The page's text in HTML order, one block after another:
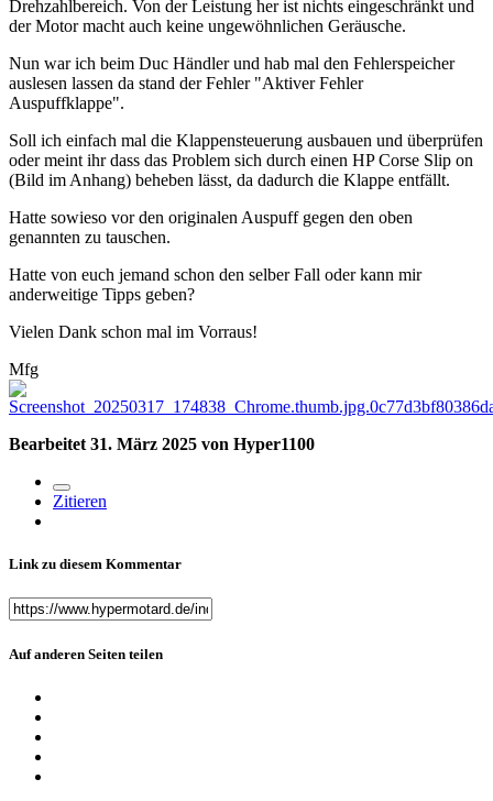
Drehzahlbereich. Von der Leistung her ist nichts eingeschränkt und
der Motor macht auch keine ungewöhnlichen Geräusche.
Nun war ich beim Duc Händler und hab mal den Fehlerspeicher
auslesen lassen da stand der Fehler "Aktiver Fehler
Auspuffklappe".
Soll ich einfach mal die Klappensteuerung ausbauen und überprüfen
oder meint ihr dass das Problem sich durch einen HP Corse Slip on
(Bild im Anhang) beheben lässt, da dadurch die Klappe entfällt.
Hatte sowieso vor den originalen Auspuff gegen den oben
genannten zu tauschen.
Hatte von euch jemand schon den selber Fall oder kann mir
anderweitige Tipps geben?
Vielen Dank schon mal im Vorraus!
Mfg
Bearbeitet 31. März 2025 von Hyper1100
Zitieren
Link zu diesem Kommentar
Auf anderen Seiten teilen